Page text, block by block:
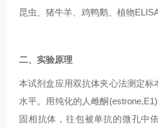
昆虫、猪牛羊、鸡鸭鹅、植物
二、实验原理
本试剂盒应用双抗体夹心法测定标
水平。用纯化的人雌酮
固相抗体，往包被单抗的微孔中